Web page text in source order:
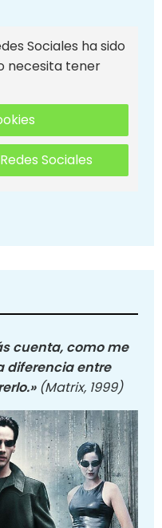
Sociales ha sido
necesita tener
Sociales
cuenta, como me
diferencia entre
(Matrix, 1999)